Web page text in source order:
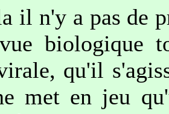
il n'y a pas de
biologique
qu'il
met en jeu